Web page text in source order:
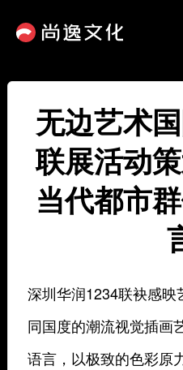
无边艺术
联展活动
当代都市
深圳华润1234联袂感
同国度的潮流视觉插画
语言，以极致的色彩原